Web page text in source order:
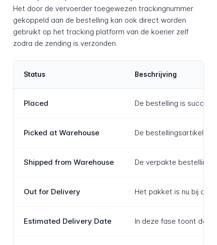
Het door de vervoerder toegewezen trackingnummer
gekoppeld aan de bestelling kan ook direct worden
gebruikt op het tracking platform van de koerier zelf
zodra de zending is verzonden.
Status Beschrijving
Placed De bestelling is
Picked at Warehouse De bestellingsartikelen
Shipped from Warehouse De verpakte bestelling
Out for Delivery Het pakket is nu bij de
Estimated Delivery Date In deze fase toont de